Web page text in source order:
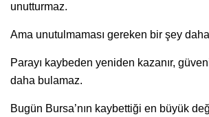
unutturmaz.
Ama unutulmaması gereken bir şey
Parayı kaybeden yeniden kazanır,
daha bulamaz.
Bugün Bursa’nın kaybettiği en büyük